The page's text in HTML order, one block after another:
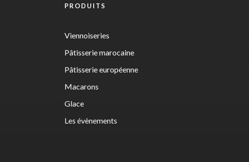
PRODUITS
Viennoiseries
Pâtisserie marocaine
Pâtisserie européenne
Macarons
Glace
Les évènements